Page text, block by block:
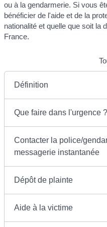
ou à la gendarmerie. Si vous
bénéficier de l'aide et de la
nationalité et quelle que soit la
France.
Définition
Que faire dans l'urgence ?
Contacter la police/
messagerie instantanée
Dépôt de plainte
Aide à la victime